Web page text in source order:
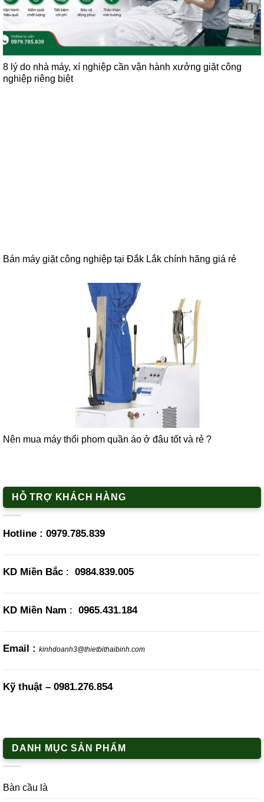
8 lý do nhà máy, xí nghiệp cần vận hành xưởng giặt công
nghiệp riêng biệt
Bán máy giặt công nghiệp tại Đắk Lắk chính hãng giá rẻ
Nên mua máy thổi phom quần áo ở đâu tốt và rẻ ?
HỖ TRỢ KHÁCH HÀNG
Hotline : 0979.785.839
KD Miền Bắc : 0984.839.005
KD Miền Nam : 0965.431.184
Email : kinhdoanh3@thietbithaibinh.com
Kỹ thuật – 0981.276.854
DANH MỤC SẢN PHẨM
Bàn cầu là